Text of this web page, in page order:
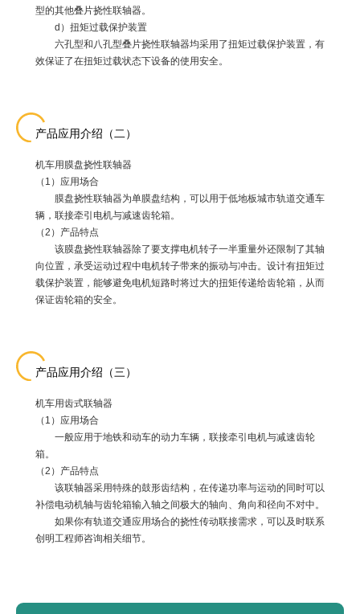
型的其他叠片挠性联轴器。
d）扭矩过载保护装置
六孔型和八孔型叠片挠性联轴器均采用了扭矩过载保护装置，有
效保证了在扭矩过载状态下设备的使用安全。
产品应用介绍（二）
机车用膜盘挠性联轴器
（1）应用场合
膜盘挠性联轴器为单膜盘结构，可以用于低地板城市轨道交通车
辆，联接牵引电机与减速齿轮箱。
（2）产品特点
该膜盘挠性联轴器除了要支撑电机转子一半重量外还限制了其轴
向位置，承受运动过程中电机转子带来的振动与冲击。设计有扭矩过
载保护装置，能够避免电机短路时将过大的扭矩传递给齿轮箱，从而
保证齿轮箱的安全。
产品应用介绍（三）
机车用齿式联轴器
（1）应用场合
一般应用于地铁和动车的动力车辆，联接牵引电机与减速齿轮
箱。
（2）产品特点
该联轴器采用特殊的鼓形齿结构，在传递功率与运动的同时可以
补偿电动机轴与齿轮箱输入轴之间极大的轴向、角向和径向不对中。
如果你有轨道交通应用场合的挠性传动联接需求，可以及时联系
创明工程师咨询相关细节。